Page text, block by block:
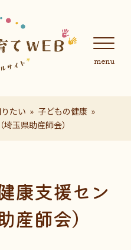
たい
子どもの健康
玉県助産師会）
康支援セン
産師会）